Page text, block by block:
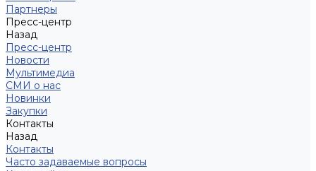
Партнеры
Пресс-центр
Назад
Пресс-центр
Новости
Мультимедиа
СМИ о нас
Новинки
Закупки
Контакты
Назад
Контакты
Часто задаваемые вопросы